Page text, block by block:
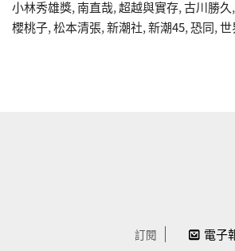
小林秀雄獎,南直哉,超越與實存,古川勝久,
櫻桃子,松本清張,新潮社,新潮45,恐同,世
訂閱 電子